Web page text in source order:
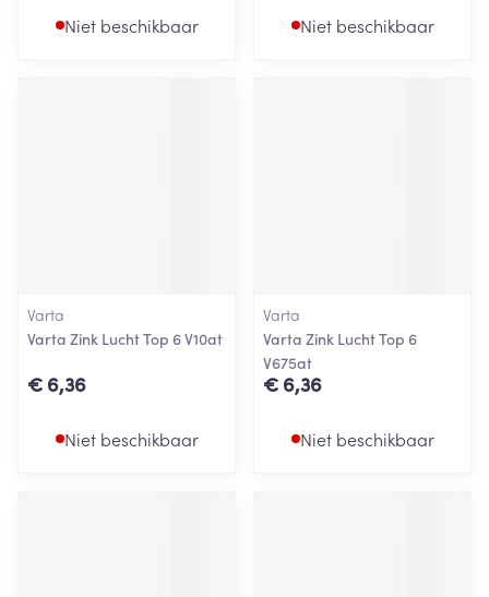
Niet beschikbaar Niet beschikbaar
Varta
Varta Zink Lucht Top 6 V10at
€ 6,36
Niet beschikbaar
Varta
Varta Zink Lucht Top 6
V675at
€ 6,36
Niet beschikbaar